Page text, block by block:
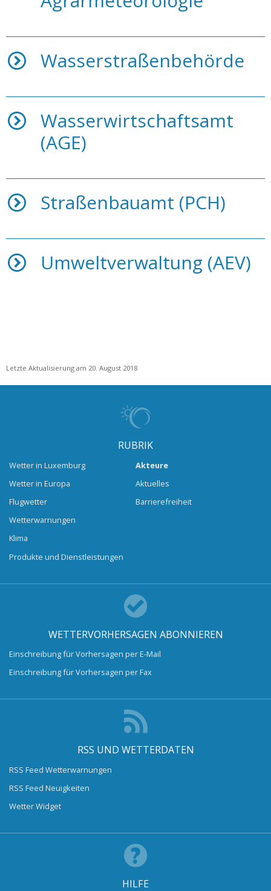
Wasserstraßenbehörde
Wasserwirtschaftsamt
(AGE)
Straßenbauamt (PCH)
Umweltverwaltung (AEV)
Letzte Aktualisierung am 20. August 2018
RUBRIK
Wetter in Luxemburg
Wetter in Europa
Flugwetter
Wetterwarnungen
Klima
Produkte und Dienstleistungen
Akteure
Aktuelles
Barrierefreiheit
WETTERVORHERSAGEN ABONNIEREN
Einschreibung für Vorhersagen per E-Mail
Einschreibung für Vorhersagen per Fax
RSS UND WETTERDATEN
RSS Feed Wetterwarnungen
RSS Feed Neuigkeiten
Wetter Widget
HILFE